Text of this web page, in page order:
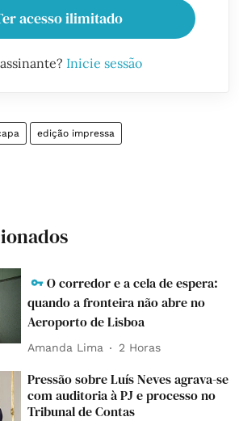
acesso ilimitado
Inicie sessão
edição impressa
O corredor e a cela de espera:
quando a fronteira não abre no
Aeroporto de Lisboa
Amanda Lima 2 Horas
Pressão sobre Luís Neves agrava-se
com auditoria à PJ e processo no
Tribunal de Contas